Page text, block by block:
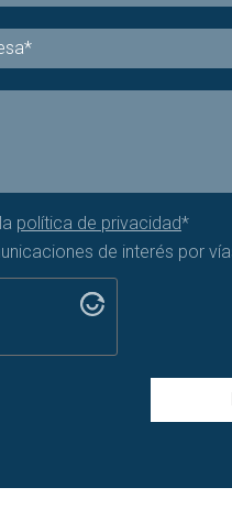
política de privacidad*
de interés por